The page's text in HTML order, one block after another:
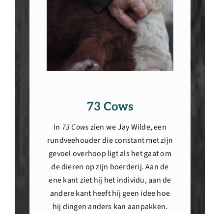
73 Cows
In 73 Cowszien we Jay Wilde, een
rundveehouder die constant met zijn
gevoel overhoop ligt als het gaat om
de dieren op zijn boerderij. Aan de
ene kant ziet hij het individu, aan de
andere kant heeft hij geen idee hoe
hij dingen anders kan aanpakken.